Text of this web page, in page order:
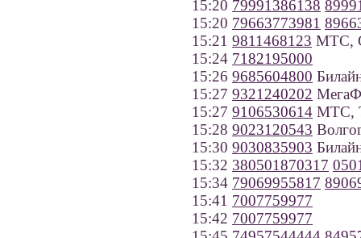
15:20 79991386138
15:20 79663773981
15:21 9811468123 МТС,
15:24 7182195000
15:26 9685604800
15:27 9321240202
15:27 9106530614 МТС,
15:28 9023120543
15:30 9030835903
15:32 380501870317
15:34 79069955817
15:41 7007759977
15:42 7007759977